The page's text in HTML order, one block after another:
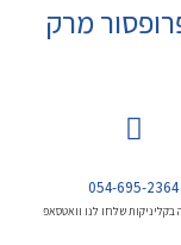
מרק
054-695-2364
בקליניקות שלחו לנו וואטסאפ